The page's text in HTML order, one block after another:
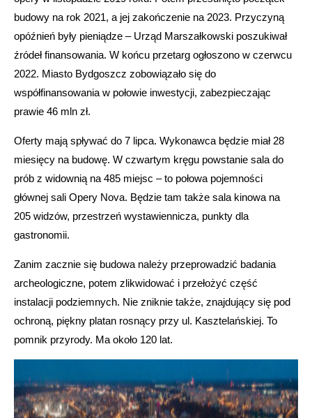
budowy na rok 2021, a jej zakończenie na 2023. Przyczyną
opóźnień były pieniądze – Urząd Marszałkowski poszukiwał
źródeł finansowania. W końcu przetarg ogłoszono w czerwcu
2022. Miasto Bydgoszcz zobowiązało się do
współfinansowania w połowie inwestycji, zabezpieczając
prawie 46 mln zł.
Oferty mają spływać do 7 lipca. Wykonawca będzie miał 28
miesięcy na budowę. W czwartym kręgu powstanie sala do
prób z widownią na 485 miejsc – to połowa pojemności
głównej sali Opery Nova. Będzie tam także sala kinowa na
205 widzów, przestrzeń wystawiennicza, punkty dla
gastronomii.
Zanim zacznie się budowa należy przeprowadzić badania
archeologiczne, potem zlikwidować i przełożyć część
instalacji podziemnych. Nie zniknie także, znajdujący się pod
ochroną, piękny platan rosnący przy ul. Kasztelańskiej. To
pomnik przyrody. Ma około 120 lat.